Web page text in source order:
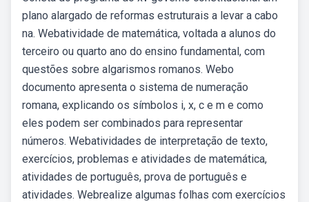
plano alargado de reformas estruturais a levar a cabo
na. Webatividade de matemática, voltada a alunos do
terceiro ou quarto ano do ensino fundamental, com
questões sobre algarismos romanos. Webo
documento apresenta o sistema de numeração
romana, explicando os símbolos i, x, c e m e como
eles podem ser combinados para representar
números. Webatividades de interpretação de texto,
exercícios, problemas e atividades de matemática,
atividades de português, prova de português e
atividades. Webrealize algumas folhas com exercícios